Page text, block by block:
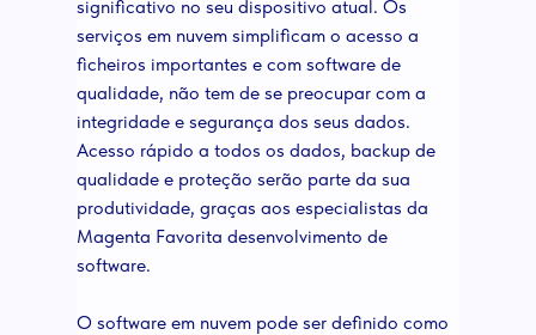
significativo no seu dispositivo atual. Os
serviços em nuvem simplificam o acesso a
ficheiros importantes e com software de
qualidade, não tem de se preocupar com a
integridade e segurança dos seus dados.
Acesso rápido a todos os dados, backup de
qualidade e proteção serão parte da sua
produtividade, graças aos especialistas da
Magenta Favorita desenvolvimento de
software.
O software em nuvem pode ser definido como